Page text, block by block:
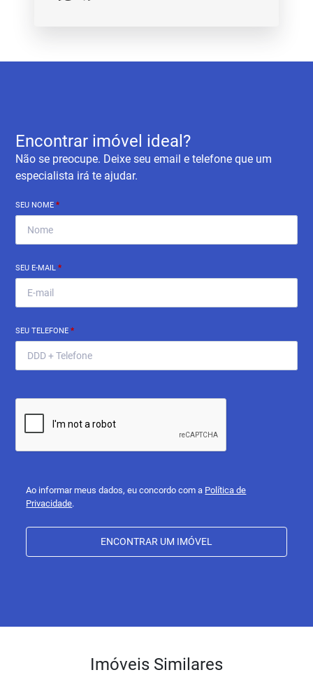
Encontrar imóvel ideal?
Não se preocupe. Deixe seu email e telefone que um
especialista irá te ajudar.
SEU NOME*
SEU E-MAIL*
SEU TELEFONE*
Ao informar meus dados, eu concordo com a Política de
Privacidade.
ENCONTRAR UM IMÓVEL
Imóveis Similares